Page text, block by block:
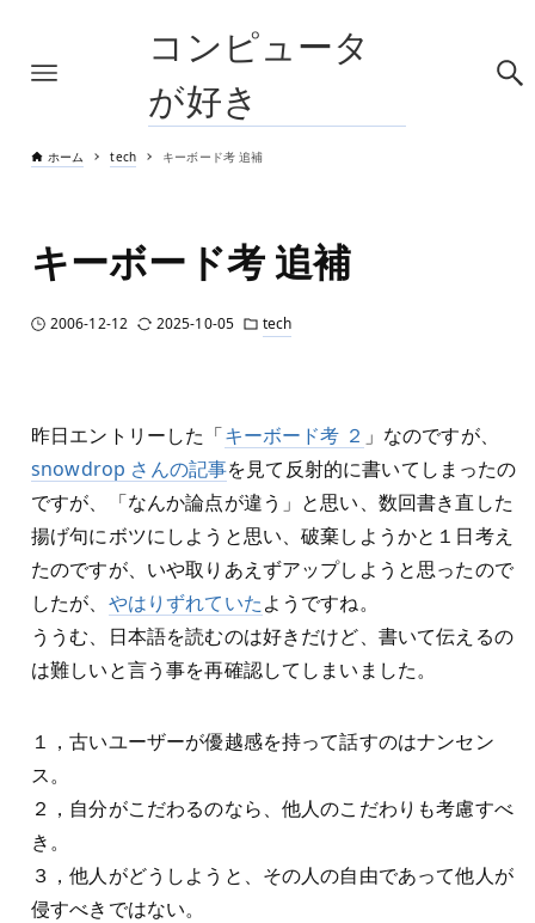
コンピュータ
が好き
ホーム tech キーボード考 追補
キーボード考 追補
2006-12-12 2025-10-05 tech
昨日エントリーした「キーボード考 ２ 」なのですが、
snowdrop さんの記事を見て反射的に書いてしまったの
ですが、「なんか論点が違う」と思い、数回書き直した
揚げ句にボツにしようと思い、破棄しようかと１日考え
たのですが、いや取りあえずアップしようと思ったので
したが、 やはりずれていたようですね。
ううむ、日本語を読むのは好きだけど、書いて伝えるの
は難しいと言う事を再確認してしまいました。
１，古いユーザーが優越感を持って話すのはナンセン
ス。
２，自分がこだわるのなら、他人のこだわりも考慮すべ
き。
３，他人がどうしようと、その人の自由であって他人が
侵すべきではない。